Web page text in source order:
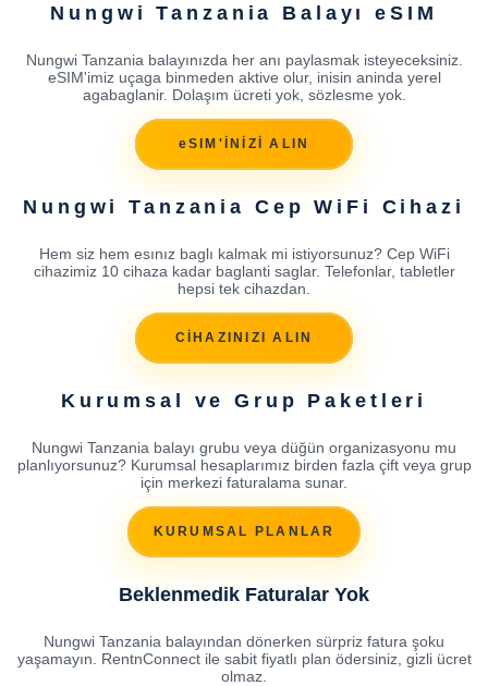
Nungwi Tanzania Balayı eSIM
Nungwi Tanzania balayınızda her anı paylasmak isteyeceksiniz.
eSIM'imiz uçaga binmeden aktive olur, inisin aninda yerel
agabaglanir. Dolaşım ücreti yok, sözlesme yok.
eSIM'İNİZİ ALIN
Nungwi Tanzania Cep WiFi Cihazi
Hem siz hem esınız baglı kalmak mi istiyorsunuz? Cep WiFi
cihazimiz 10 cihaza kadar baglanti saglar. Telefonlar, tabletler
hepsi tek cihazdan.
CİHAZINIZI ALIN
Kurumsal ve Grup Paketleri
Nungwi Tanzania balayı grubu veya düğün organizasyonu mu
planlıyorsunuz? Kurumsal hesaplarımız birden fazla çift veya grup
için merkezi faturalama sunar.
KURUMSAL PLANLAR
Beklenmedik Faturalar Yok
Nungwi Tanzania balayından dönerken sürpriz fatura şoku
yaşamayın. RentnConnect ile sabit fiyatlı plan ödersiniz, gizli ücret
olmaz.